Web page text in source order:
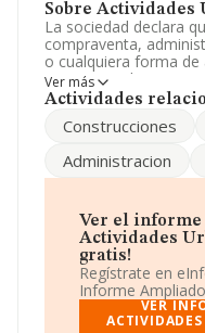
Sobre Actividades
La sociedad declara
compraventa,
o cualquiera forma
terrenos, solares e
promoción,
Limitada. La actividad
cuyo Código es
mercados exteriores.
La empresa española
Rico S.L, con CIF
establecido en Plaza
municipio de Elda,
Valenciana.
En base a la
Ver más
Actividades
Construcciones
Administracion
Ver el informe
Actividades
gratis!
Regístrate en
Informe
VER